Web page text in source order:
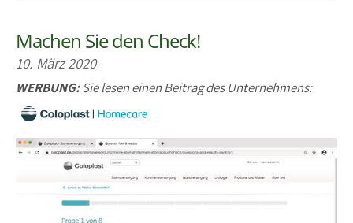
Machen Sie den Check!
10. März 2020
WERBUNG:Sie lesen einen Beitrag des Unternehmens: